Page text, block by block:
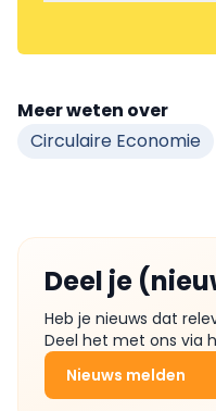
Meer weten over
Circulaire Economie
Deel je
Heb je nieuws dat
Deel het met ons via
Nieuws melden